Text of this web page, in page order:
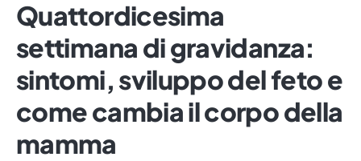
Quattordicesima
settimana di gravidanza:
sintomi, sviluppo del feto e
come cambia il corpo della
mamma